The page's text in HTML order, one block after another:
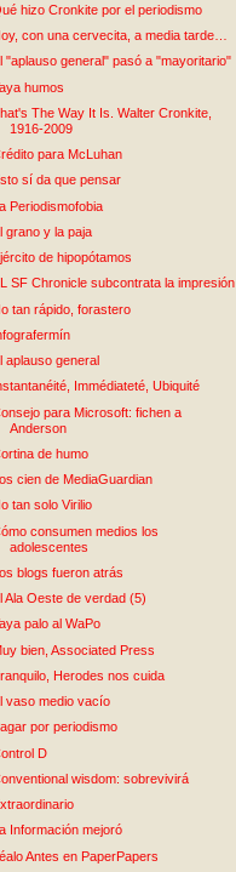
hizo Cronkite por el periodismo
con una cervecita, a media tarde…
"aplauso general" pasó a "mayoritario"
humos
The Way It Is. Walter Cronkite,
1916-2009
para McLuhan
sí da que pensar
Periodismofobia
grano y la paja
de hipopótamos
SF Chronicle subcontrata la impresión
tan rápido, forastero
aplauso general
Immédiateté, Ubiquité
para Microsoft: fichen a
Anderson
de humo
cien de MediaGuardian
tan solo Virilio
consumen medios los
adolescentes
blogs fueron atrás
Ala Oeste de verdad (5)
palo al WaPo
bien, Associated Press
Herodes nos cuida
vaso medio vacío
por periodismo
D
wisdom: sobrevivirá
La Información mejoró
Antes en PaperPapers